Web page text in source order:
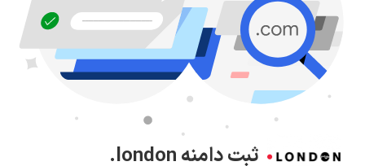
ثبت دامنه.london